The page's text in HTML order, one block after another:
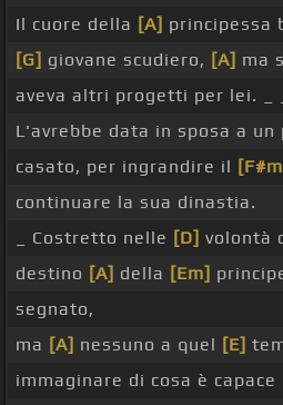
Il cuore della [A] principessa
[G] giovane scudiero, [A] ma
aveva altri progetti per lei. _
L'avrebbe data in sposa a
casato, per ingrandire il
continuare la sua dinastia.
_ Costretto nelle [D] volontà
destino [A] della [Em]
segnato,
ma [A] nessuno a quel [E]
immaginare di cosa è